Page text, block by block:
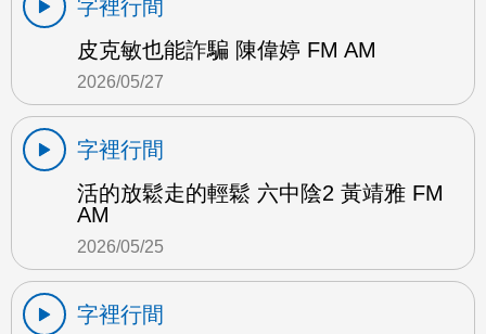
字裡行間
皮克敏也能詐騙 陳偉婷 FM AM
2026/05/27
字裡行間
活的放鬆走的輕鬆 六中陰2 黃靖雅 FM
AM
2026/05/25
字裡行間